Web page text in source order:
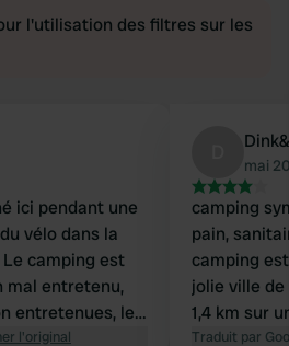
l'utilisation des filtres sur les
ici pendant une
vélo dans la
camping est
mal entretenu,
entretenues, les
nettoyés une
l'original
mai
camping
pain,
camping
jolie ville
1,4 km sur
les vélos..
Traduit par